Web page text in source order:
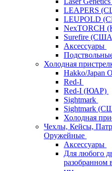
LEAPERS
LEUPOLD
NexTORCH
Surefire
Аксессуары
Холодная
Hakko/Japan
Red-I
Red-I (ЮАР)
Sightmark
Sightmark
Холодная
Чехлы, Кейсы,
Оружейные
Аксессуары
Для любого
разобранном